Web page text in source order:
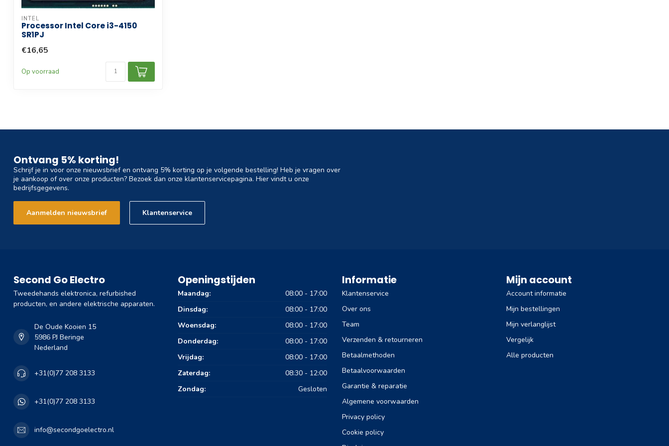
INTEL
Processor Intel Core i3-4150
SR1PJ
€16,65
Op voorraad
Ontvang 5% korting!
Schrijf je in voor onze nieuwsbrief en ontvang 5% korting op je volgende bestelling! Heb je vragen over
je aankoop of over onze producten? Bezoek dan onze klantenservicepagina. Hier vindt u onze
bedrijfsgegevens.
Aanmelden nieuwsbrief Klantenservice
Second Go Electro
Tweedehands elektronica, refurbished
producten, en andere elektrische apparaten.
De Oude Kooien 15
5986 PJ Beringe
Nederland
+31(0)77 208 3133
+31(0)77 208 3133
info@secondgoelectro.nl
Openingstijden
Maandag:
08:00 - 17:00
Dinsdag:
08:00 - 17:00
Woensdag:
08:00 - 17:00
Donderdag:
08:00 - 17:00
Vrijdag:
08:00 - 17:00
Zaterdag:
08:30 - 12:00
Zondag:
Gesloten
Informatie
Klantenservice
Over ons
Team
Verzenden & retourneren
Betaalmethoden
Betaalvoorwaarden
Garantie & reparatie
Algemene voorwaarden
Privacy policy
Cookie policy
Mijn account
Account informatie
Mijn bestellingen
Mijn verlanglijst
Vergelijk
Alle producten